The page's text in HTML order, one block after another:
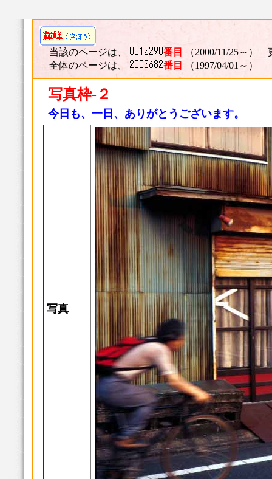
当該のページは、 番目
（2000/11/25～）
全体のページは、
番目 （1997/04/01～）
写真枠-２
今日も、一日、ありがとうございます。
写真